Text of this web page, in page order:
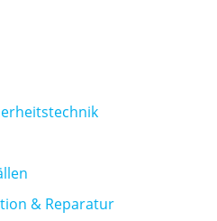
& Reparatur